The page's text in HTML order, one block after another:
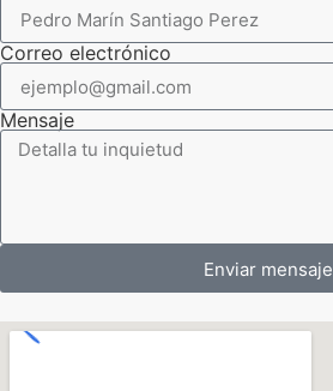
Correo electrónico
Mensaje
Enviar mensaje